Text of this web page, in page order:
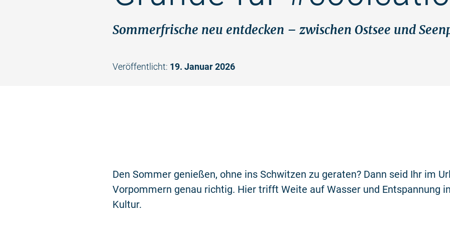
Sommerfrische neu entdecken – zwischen Ostsee und
Veröffentlicht: 19. Januar 2026
Den Sommer genießen, ohne ins Schwitzen zu geraten? Dann seid Ihr im
Vorpommern genau richtig. Hier trifft Weite auf Wasser und Entspannung
Kultur.